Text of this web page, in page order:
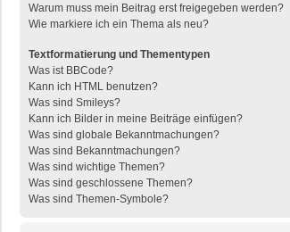
Warum muss mein Beitrag erst freigegeben werden?
Wie markiere ich ein Thema als neu?
Textformatierung und Thementypen
Was ist BBCode?
Kann ich HTML benutzen?
Was sind Smileys?
Kann ich Bilder in meine Beiträge einfügen?
Was sind globale Bekanntmachungen?
Was sind Bekanntmachungen?
Was sind wichtige Themen?
Was sind geschlossene Themen?
Was sind Themen-Symbole?